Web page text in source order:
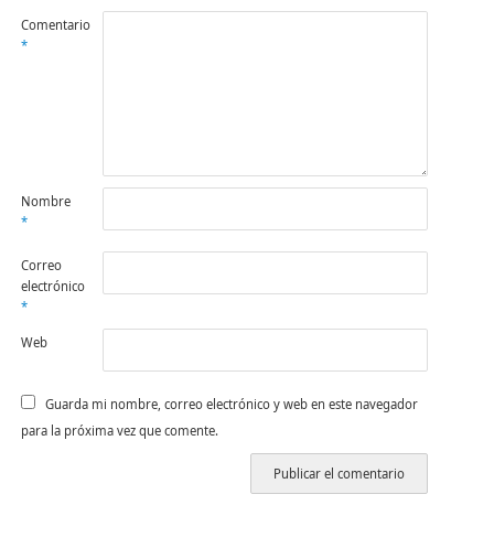
Comentario
*
Nombre
*
Correo
electrónico
*
Web
Guarda mi nombre, correo electrónico y web en este navegador
para la próxima vez que comente.